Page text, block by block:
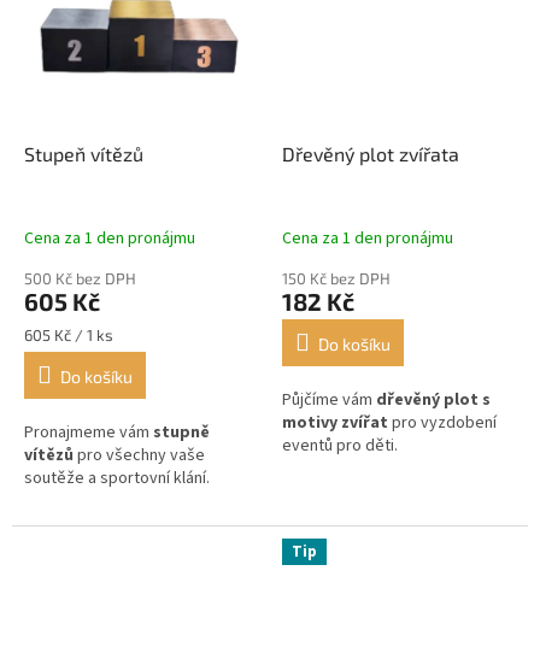
Stupeň vítězů
Cena za 1 den pronájmu
500 Kč bez DPH
605 Kč
Měrná
cena:
605 Kč / 1 ks
Do košíku
Pronajmeme vám stupně
vítězů pro všechny vaše
soutěže a sportovní klání.
Dřevěný plot zvířata
Cena za 1 den pronájmu
150 Kč bez DPH
182 Kč
Do košíku
Půjčíme vám dřevěný plot s
motivy zvířat pro vyzdobení
eventů pro děti.
Tip